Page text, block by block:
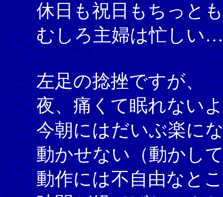
休日も祝日もちっと
むしろ主婦は忙しい
左足の捻挫ですが、
夜、痛くて眠れない
今朝にはだいぶ楽に
動かせない（動かし
動作には不自由なと